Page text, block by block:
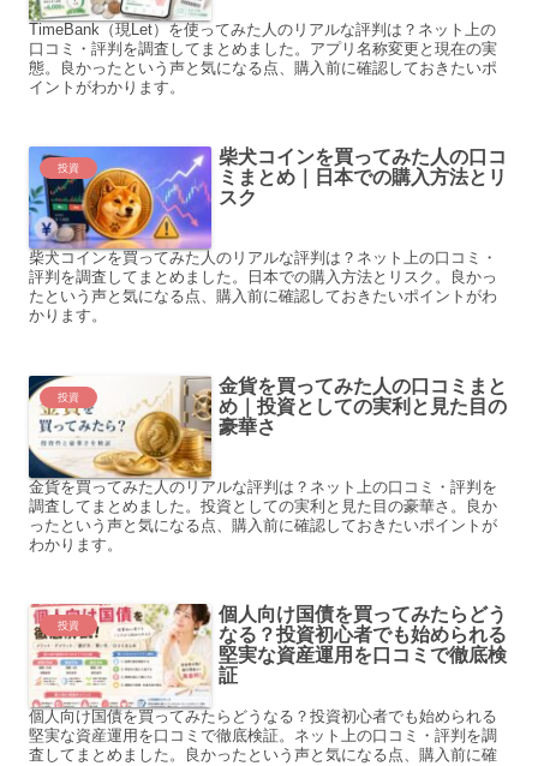
TimeBank（現Let）を使ってみた人のリアルな評判は？ネット上の
口コミ・評判を調査してまとめました。アプリ名称変更と現在の実
態。良かったという声と気になる点、購入前に確認しておきたいポ
イントがわかります。
投資
柴犬コインを買ってみた人の口コ
ミまとめ｜日本での購入方法とリ
スク
柴犬コインを買ってみた人のリアルな評判は？ネット上の口コミ・
評判を調査してまとめました。日本での購入方法とリスク。良かっ
たという声と気になる点、購入前に確認しておきたいポイントがわ
かります。
投資
金貨を買ってみた人の口コミまと
め｜投資としての実利と見た目の
豪華さ
金貨を買ってみた人のリアルな評判は？ネット上の口コミ・評判を
調査してまとめました。投資としての実利と見た目の豪華さ。良か
ったという声と気になる点、購入前に確認しておきたいポイントが
わかります。
投資
個人向け国債を買ってみたらどう
なる？投資初心者でも始められる
堅実な資産運用を口コミで徹底検
証
個人向け国債を買ってみたらどうなる？投資初心者でも始められる
堅実な資産運用を口コミで徹底検証。ネット上の口コミ・評判を調
査してまとめました。良かったという声と気になる点、購入前に確